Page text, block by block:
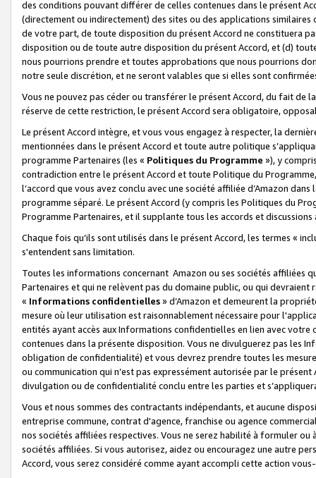
des conditions pouvant différer de celles contenues dans le présent
(directement ou indirectement) des sites ou des applications
de votre part, de toute disposition du présent Accord ne constituera
disposition ou de toute autre disposition du présent Accord, et (d)
nous pourrions prendre et toutes approbations que nous pourrions
notre seule discrétion, et ne seront valables que si elles sont
Vous ne pouvez pas céder ou transférer le présent Accord, du fait de
réserve de cette restriction, le présent Accord sera obligatoire,
Le présent Accord intègre, et vous vous engagez à respecter, la
mentionnées dans le présent Accord et toute autre politique
programme Partenaires (les « Politiques du Programme »), y
contradiction entre le présent Accord et toute Politique du
l’accord que vous avez conclu avec une société affiliée d’Amazon
programme séparé. Le présent Accord (y compris les Politiques du
Programme Partenaires, et il supplante tous les accords et discussions
Chaque fois qu’ils sont utilisés dans le présent Accord, les termes «
s'entendent sans limitation.
Toutes les informations concernant Amazon ou ses sociétés affiliées
Partenaires et qui ne relèvent pas du domaine public, ou qui
« Informations confidentielles» d’Amazon et demeurent la
mesure où leur utilisation est raisonnablement nécessaire pour
entités ayant accès aux Informations confidentielles en lien avec
contenues dans la présente disposition. Vous ne divulguerez pas les
obligation de confidentialité) et vous devrez prendre toutes les
ou communication qui n’est pas expressément autorisée par le
divulgation ou de confidentialité conclu entre les parties et
Vous et nous sommes des contractants indépendants, et aucune
entreprise commune, contrat d'agence, franchise ou agence
nos sociétés affiliées respectives. Vous ne serez habilité à formuler
sociétés affiliées. Si vous autorisez, aidez ou encouragez une autre
Accord, vous serez considéré comme ayant accompli cette action